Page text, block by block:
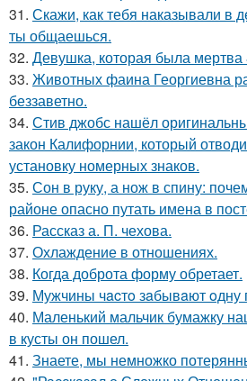
31. Скажи, как тебя наказывали в
ты общаешься.
32. Девушка, которая была мертва
33. Животных фаина Георгиевна
беззаветно.
34. Стив джобс нашёл
закон Калифорнии, который
установку номерных знаков.
35. Сон в руку, а нож в спину:
районе опасно путать имена в
36. Рассказ а. П. чехова.
37. Охлаждение в отношениях.
38. Когда доброта форму обретает.
39. Мужчины чacтo зaбывaют oдну
40. Маленький мальчик бумажку
в кусты он пошел.
41. Знаете, мы немножко